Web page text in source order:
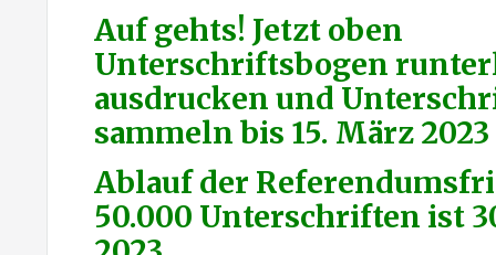
Auf gehts! Jetzt oben
Unterschriftsbogen
ausdrucken und
sammeln bis 15. März 2023
Ablauf der
50.000 Unterschriften ist